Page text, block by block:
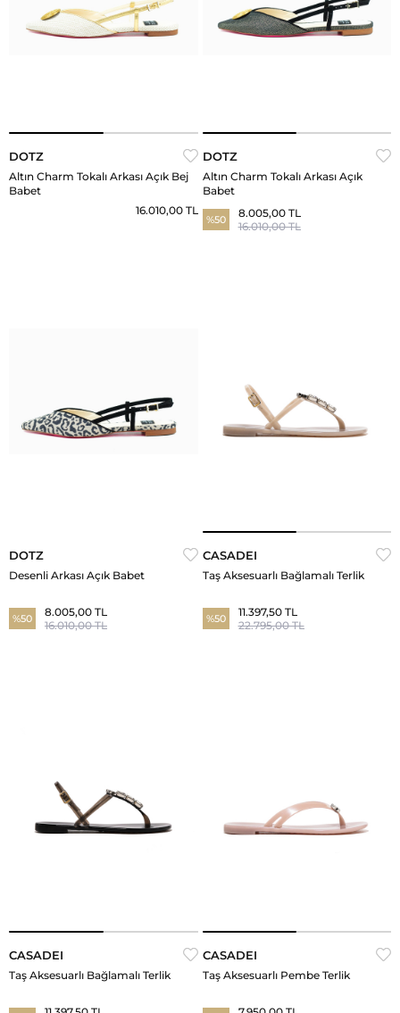
DOTZ
Altın Charm Tokalı Arkası Açık Bej
Babet
16.010,00 TL
DOTZ
Altın Charm Tokalı Arkası Açık
Babet
%50
8.005,00 TL
16.010,00 TL
DOTZ
Desenli Arkası Açık Babet
%50
8.005,00 TL
16.010,00 TL
CASADEI
Taş Aksesuarlı Bağlamalı Terlik
%50
11.397,50 TL
22.795,00 TL
CASADEI
Taş Aksesuarlı Bağlamalı Terlik
CASADEI
Taş Aksesuarlı Pembe Terlik